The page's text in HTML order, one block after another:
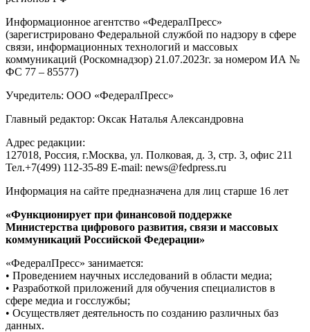
Информационное агентство «ФедералПресс»
(зарегистрировано Федеральной службой по надзору в сфере
связи, информационных технологий и массовых
коммуникаций (Роскомнадзор) 21.07.2023г. за номером ИА №
ФС 77 – 85577)
Учредитель: ООО «ФедералПресс»
Главный редактор: Оксак Наталья Александровна
Адрес редакции:
127018, Россия, г.Москва, ул. Полковая, д. 3, стр. 3, офис 211
Тел.+7(499) 112-35-89 E-mail: news@fedpress.ru
Информация на сайте предназначена для лиц старше 16 лет
«Функционирует при финансовой поддержке
Министерства цифрового развития, связи и массовых
коммуникаций Российской Федерации»
«ФедералПресс» занимается:
• Проведением научных исследований в области медиа;
• Разработкой приложений для обучения специалистов в
сфере медиа и госслужбы;
• Осуществляет деятельность по созданию различных баз
данных.